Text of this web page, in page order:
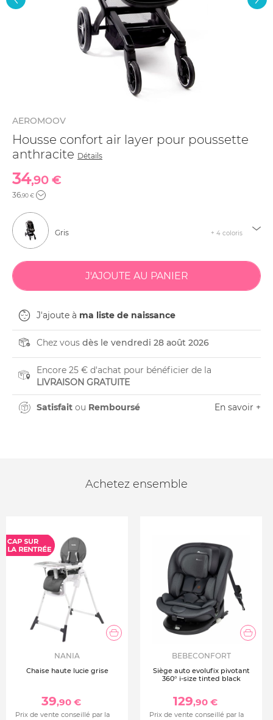
AEROMOOV
Housse confort air layer pour poussette
anthracite Détails
34,90 €
36,90 €
Gris + 4 coloris
J'ajoute à ma liste de naissance
Chez vous dès le vendredi 28 août 2026
Encore 25 € d'achat pour bénéficier de la
LIVRAISON GRATUITE
Satisfait ou Remboursé En savoir +
Achetez ensemble
NANIA
Chaise haute lucie grise
39,90 €
Prix de vente conseillé par la
BEBECONFORT
Siège auto evolufix pivotant
360° i-size tinted black
129,90 €
Prix de vente conseillé par la